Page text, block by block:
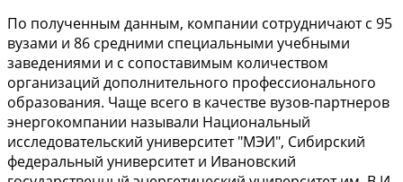
По полученным данным, компании сотрудничают с 95
вузами и 86 средними специальными учебными
заведениями и с сопоставимым количеством
организаций дополнительного профессионального
образования. Чаще всего в качестве вузов-партнеров
энергокомпании называли Национальный
исследовательский университет "МЭИ", Сибирский
федеральный университет и Ивановский